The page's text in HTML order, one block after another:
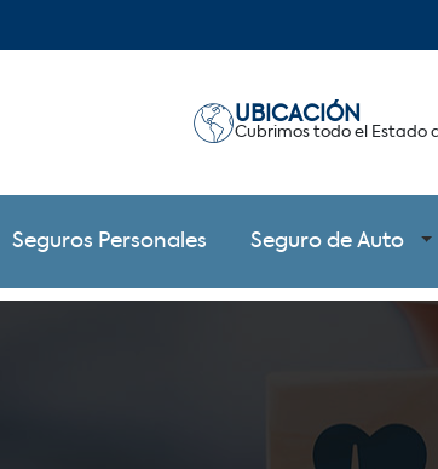
UBICACIÓN
Cubrimos todo el Estado
Seguros Personales Seguro de Auto